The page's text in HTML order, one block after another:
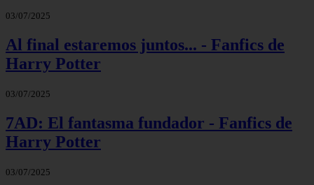
03/07/2025
Al final estaremos juntos... - Fanfics de
Harry Potter
03/07/2025
7AD: El fantasma fundador - Fanfics de
Harry Potter
03/07/2025